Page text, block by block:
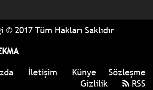
2017 Tüm Hakları Saklıdır
İletişim Künye
Sözleşme
Gizlilik
RSS